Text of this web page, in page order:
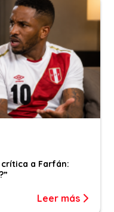
a Farfán:
Leer más